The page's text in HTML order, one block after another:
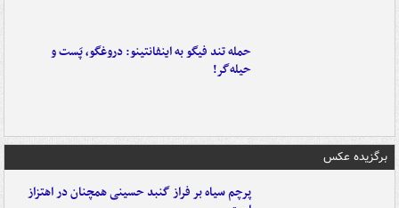
حمله تند فیگو به اینفانتینو: دروغگو، پَست‌ و
حیله‌گر!
برگزیده عکس
پرچم سیاه بر فراز گنبد حسینی همچنان در اهتزاز